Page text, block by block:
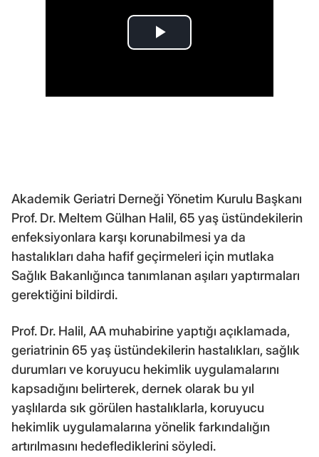
Akademik Geriatri Derneği Yönetim Kurulu Başkanı
Prof. Dr. Meltem Gülhan Halil, 65 yaş üstündekilerin
enfeksiyonlara karşı korunabilmesi ya da
hastalıkları daha hafif geçirmeleri için mutlaka
Sağlık Bakanlığınca tanımlanan aşıları yaptırmaları
gerektiğini bildirdi.
Prof. Dr. Halil, AA muhabirine yaptığı açıklamada,
geriatrinin 65 yaş üstündekilerin hastalıkları, sağlık
durumları ve koruyucu hekimlik uygulamalarını
kapsadığını belirterek, dernek olarak bu yıl
yaşlılarda sık görülen hastalıklarla, koruyucu
hekimlik uygulamalarına yönelik farkındalığın
artırılmasını hedeflediklerini söyledi.